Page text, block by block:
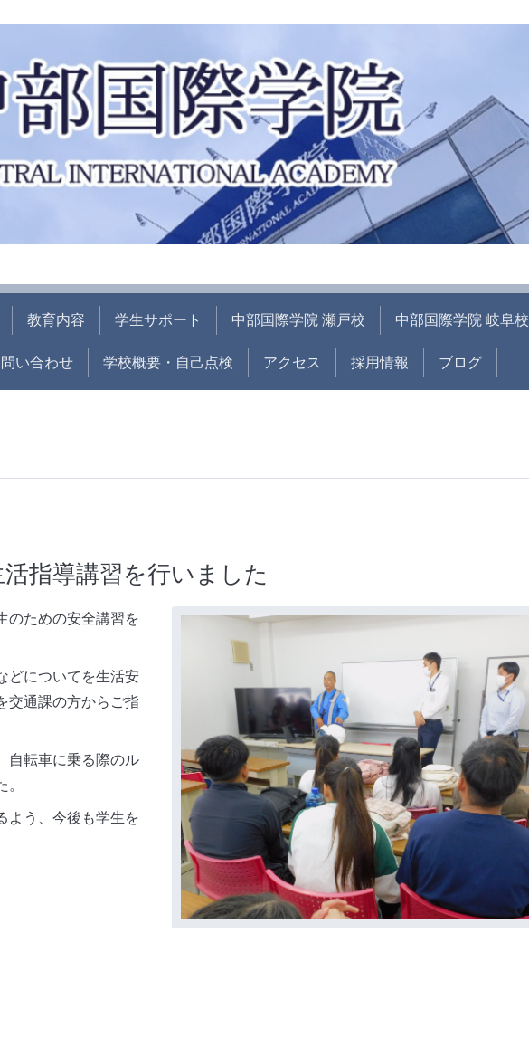
教育内容 学生サポート 中部国際学院 瀬戸校 中部国際学院 岐阜校
い合わせ 学校概要・自己点検 アクセス 採用情報 ブログ
指導講習を行いました
のための安全講習を
どについてを生活安
交通課の方からご指
自転車に乗る際のル
よう、今後も学生を